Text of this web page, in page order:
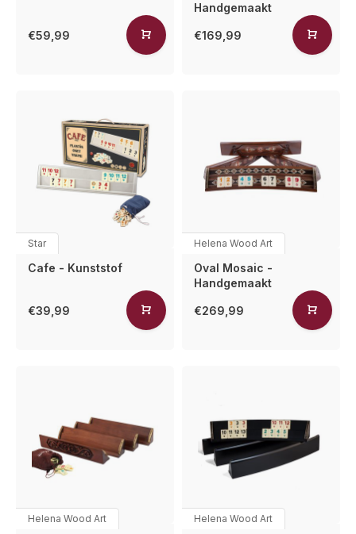
€59,99
Handgemaakt
€169,99
Star
Cafe - Kunststof
€39,99
Helena Wood Art
Oval Mosaic -
Handgemaakt
€269,99
Helena Wood Art Helena Wood Art